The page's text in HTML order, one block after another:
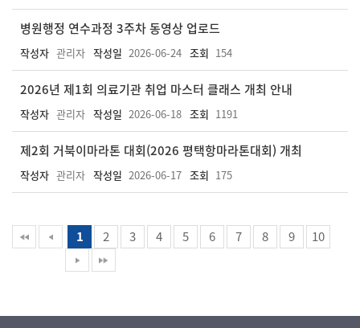
병원행정 연수과정 3주차 동영상 업로드
작성자 관리자 작성일 2026-06-24 조회 154
2026년 제1회 의료기관 취업 마스터 클래스 개최 안내
작성자 관리자 작성일 2026-06-18 조회 1191
제2회 거북이마라톤 대회(2026 평택항마라톤대회) 개최
작성자 관리자 작성일 2026-06-17 조회 175
1 2 3 4 5 6 7 8 9 10